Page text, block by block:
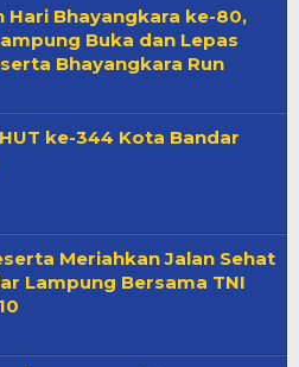
Hari Bhayangkara ke-80,
Buka dan Lepas
Bhayangkara Run
ke-344 Kota Bandar
Meriahkan Jalan Sehat
Lampung Bersama TNI